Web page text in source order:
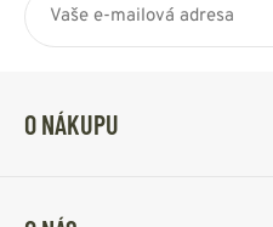
O NÁKUPU